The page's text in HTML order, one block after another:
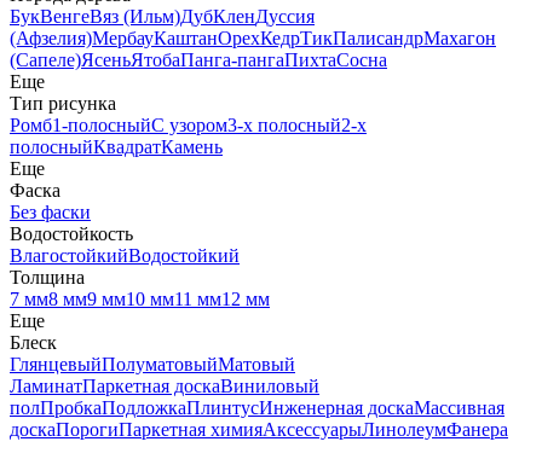
БукВенгеВяз (Ильм)ДубКленДуссия
(Афзелия)МербауКаштанОрехКедрТикПалисандрМахагон
(Сапеле)ЯсеньЯтобаПанга-пангаПихтаСосна
Еще
Тип рисунка
Ромб1-полосныйС узором3-х полосный2-х
полосныйКвадратКамень
Еще
Фаска
Без фаски
Водостойкость
ВлагостойкийВодостойкий
Толщина
7 мм8 мм9 мм10 мм11 мм12 мм
Еще
Блеск
ГлянцевыйПолуматовыйМатовый
ЛаминатПаркетная доскаВиниловый
полПробкаПодложкаПлинтусИнженерная доскаМассивная
доскаПорогиПаркетная химияАксессуарыЛинолеумФанера